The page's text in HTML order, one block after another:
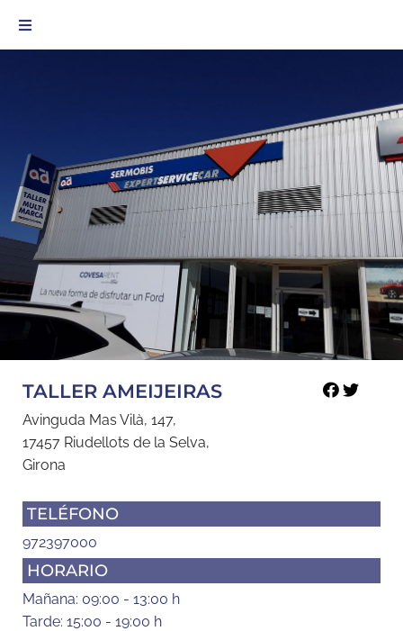
TALLER AMEIJEIRAS
Avinguda Mas Vilà, 147,
17457 Riudellots de la Selva,
Girona
TELÉFONO
972397000
HORARIO
Mañana: 09:00 - 13:00 h
Tarde: 15:00 - 19:00 h